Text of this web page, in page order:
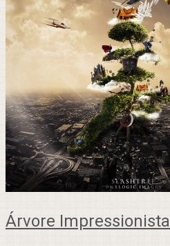
Árvore Impressionista